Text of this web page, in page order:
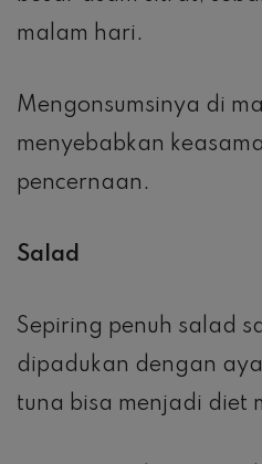
malam hari.
Mengonsumsinya di
menyebabkan
pencernaan.
Salad
Sepiring penuh salad
dipadukan dengan
tuna bisa menjadi diet